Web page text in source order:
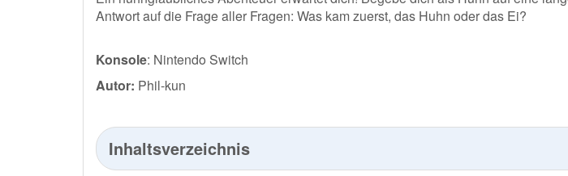
Antwort auf die Frage aller Fragen: Was kam zuerst, das Huhn oder das Ei?
Konsole: Nintendo Switch
Autor: Phil-kun
Inhaltsverzeichnis